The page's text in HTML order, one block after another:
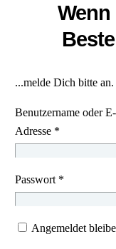
Wenn
...melde Dich bitte an.
Benutzername oder
Adresse *
Passwort *
Angemeldet